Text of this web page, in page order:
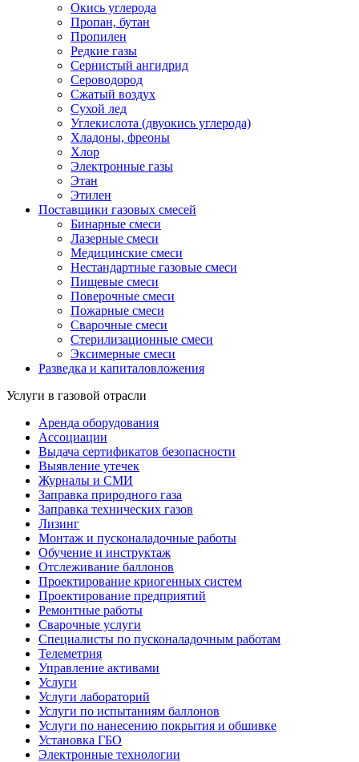
Окись углерода
Пропан, бутан
Пропилен
Редкие газы
Сернистый ангидрид
Сероводород
Сжатый воздух
Сухой лед
Углекислота (двуокись углерода)
Хладоны, фреоны
Хлор
Электронные газы
Этан
Этилен
Поставщики газовых смесей
Бинарные смеси
Лазерные смеси
Медицинские смеси
Нестандартные газовые смеси
Пищевые смеси
Поверочные смеси
Пожарные смеси
Сварочные смеси
Стерилизационные смеси
Эксимерные смеси
Разведка и капиталовложения
Услуги в газовой отрасли
Аренда оборудования
Ассоциации
Выдача сертификатов безопасности
Выявление утечек
Журналы и СМИ
Заправка природного газа
Заправка технических газов
Лизинг
Монтаж и пусконаладочные работы
Обучение и инструктаж
Отслеживание баллонов
Проектирование криогенных систем
Проектирование предприятий
Ремонтные работы
Сварочные услуги
Специалисты по пусконаладочным работам
Телеметрия
Управление активами
Услуги
Услуги лабораторий
Услуги по испытаниям баллонов
Услуги по нанесению покрытия и обшивке
Установка ГБО
Электронные технологии